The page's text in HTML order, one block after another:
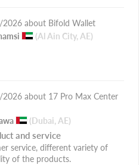
Bifold Wallet
(Al Ain City, AE)
17 Pro Max Center
(Dubai, AE)
and service
service, different variety of
of the products.